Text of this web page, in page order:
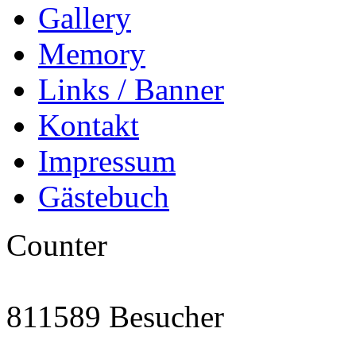
Gallery
Memory
Links / Banner
Kontakt
Impressum
Gästebuch
Counter
811589 Besucher